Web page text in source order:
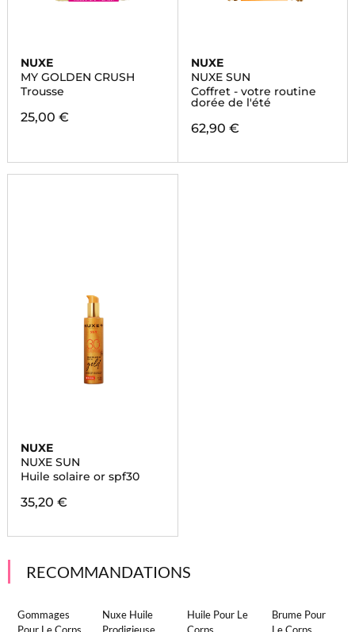
NUXE
MY GOLDEN CRUSH
Trousse
25,00 €
NUXE
NUXE SUN
Coffret - votre routine
dorée de l'été
62,90 €
NUXE
NUXE SUN
Huile solaire or spf30
35,20 €
RECOMMANDATIONS
Gommages
Nuxe Huile
Huile Pour Le
Brume Pour